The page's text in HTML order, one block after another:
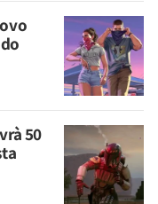
50